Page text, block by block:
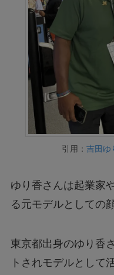
引用： 吉田ゆ
ゆり香さんは起業家
る元モデルとしての
東京都出身のゆり香
トされモデルとして